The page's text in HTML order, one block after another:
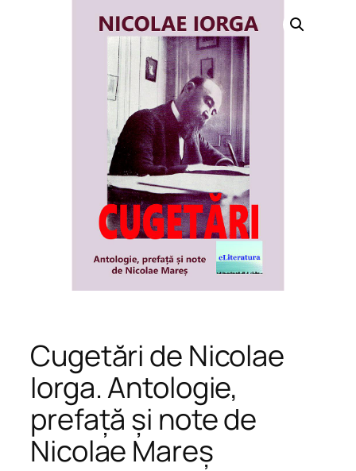
Cugetări de Nicolae
Iorga. Antologie,
prefață și note de
Nicolae Mareș